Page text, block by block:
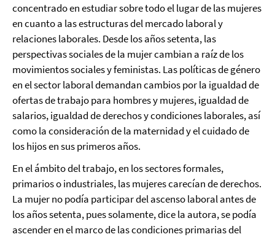
concentrado en estudiar sobre todo el lugar de las mujeres
en cuanto a las estructuras del mercado laboral y
relaciones laborales. Desde los años setenta, las
perspectivas sociales de la mujer cambian a raíz de los
movimientos sociales y feministas. Las políticas de género
en el sector laboral demandan cambios por la igualdad de
ofertas de trabajo para hombres y mujeres, igualdad de
salarios, igualdad de derechos y condiciones laborales, así
como la consideración de la maternidad y el cuidado de
los hijos en sus primeros años.
En el ámbito del trabajo, en los sectores formales,
primarios o industriales, las mujeres carecían de derechos.
La mujer no podía participar del ascenso laboral antes de
los años setenta, pues solamente, dice la autora, se podía
ascender en el marco de las condiciones primarias del